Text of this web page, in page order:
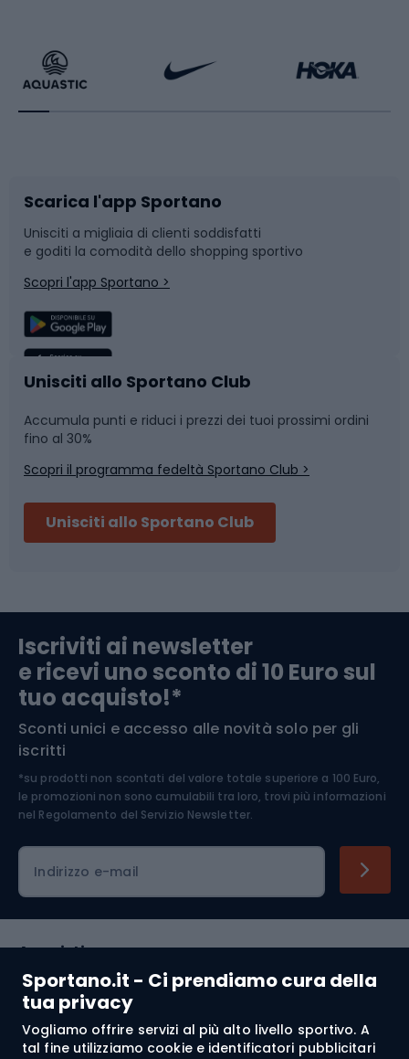
Sportano.it - Ci prendiamo cura della
tua privacy
Vogliamo offrire servizi al più alto livello sportivo. A
tal fine utilizziamo cookie e identificatori pubblicitari
Bikepacking
Bushcraft
Corsa
Sport di squadra
Caschi da ciclismo
Skitouring
Abbigliamento da escursionismo
Sport con le racchette
Slitte e slittini
Snowboard
Camminata nordica
Nuoto
Pattinaggio
Componenti per biciclette
Arrampicata
Medicina dello sport
Abbigliamento ciclistico
Scarica l'app Sportano
Unisciti a migliaia di clienti soddisfatti
e goditi la comodità dello shopping sportivo
Scopri l'app Sportano >
Unisciti allo Sportano Club
Accumula punti e riduci i prezzi dei tuoi prossimi ordini
fino al 30%
Scopri il programma fedeltà Sportano Club >
Unisciti allo Sportano Club
Iscriviti ai newsletter
e ricevi uno sconto di 10 Euro sul
tuo acquisto!*
Sconti unici e accesso alle novità solo per gli
iscritti
*su prodotti non scontati del valore totale superiore a 100 Euro,
le promozioni non sono cumulabili tra loro, trovi più informazioni
nel Regolamento del Servizio Newsletter.
Indirizzo e-mail
Acquisti
Servizio clienti
Regolamento